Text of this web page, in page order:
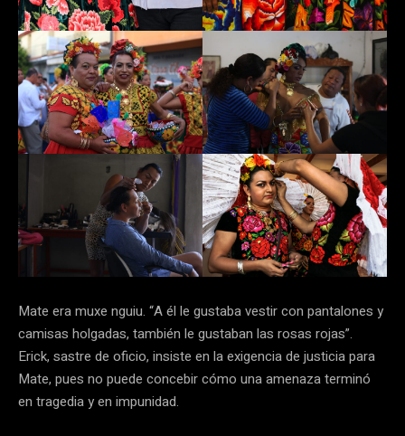
Mate era muxe nguiu. “A él le gustaba vestir con pantalones y
camisas holgadas, también le gustaban las rosas rojas”.
Erick, sastre de oficio, insiste en la exigencia de justicia para
Mate, pues no puede concebir cómo una amenaza terminó
en tragedia y en impunidad.